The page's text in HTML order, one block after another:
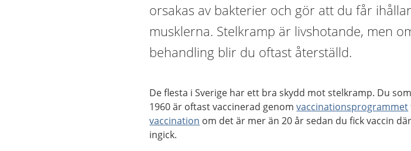
orsakas av bakterier och gör att du får
musklerna. Stelkramp är livshotande, men
behandling blir du oftast återställd.
De flesta i Sverige har ett bra skydd mot stelkramp. Du
1960 är oftast vaccinerad genomvaccinationsprogrammet
vaccination om det är mer än 20 år sedan du fick vaccin
ingick.